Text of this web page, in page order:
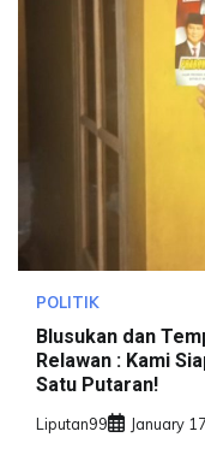
POLITIK
Blusukan dan
Relawan : Kami
Satu Putaran!
Liputan99 January